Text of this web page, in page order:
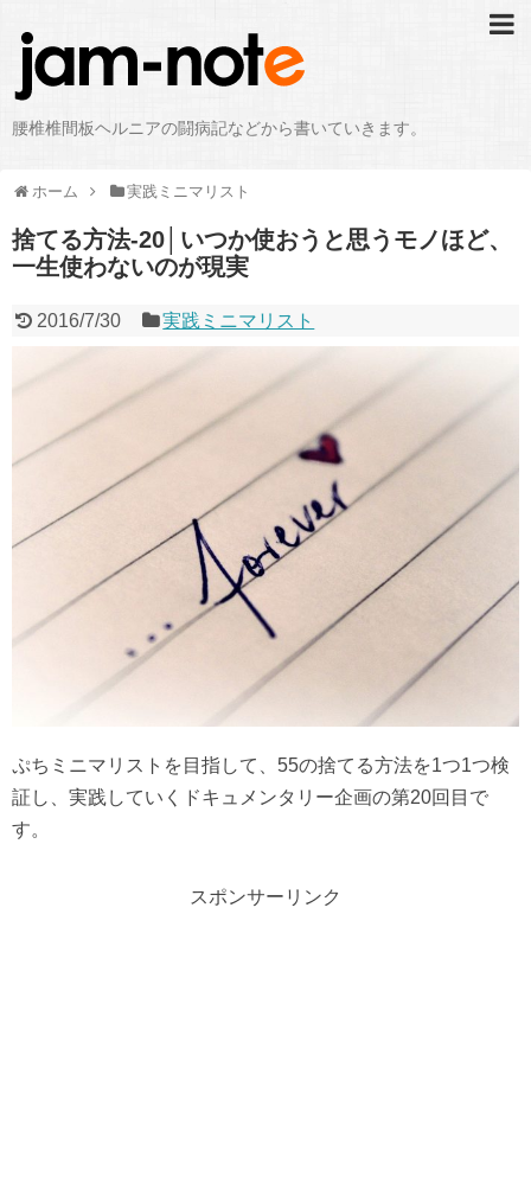
腰椎椎間板ヘルニアの闘病記などから書いていきます。
ホーム 実践ミニマリスト
捨てる方法-20│いつか使おうと思うモノほど、
一生使わないのが現実
2016/7/30 実践ミニマリスト
ぷちミニマリストを目指して、55の捨てる方法を1つ1つ検
証し、実践していくドキュメンタリー企画の第20回目で
す。
スポンサーリンク